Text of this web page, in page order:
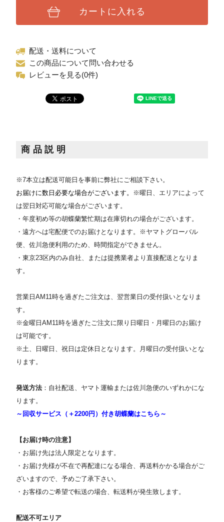
カートに入れる
配送・送料について
この商品について問い合わせる
レビューを見る(0件)
商品説明
※7本立は配送可能日を事前に弊社にご相談下さい。
お届けに数日必要な場合がございます。
※曜日、エリアによって
は翌日対応可能な場合がございます。
・年度初め等の胡蝶蘭繁忙期は在庫切れの場合がございます。
・遠方へは宅配便でのお届けとなります。※ヤマトグローバル
便、佐川急便利用のため、時間指定ができません。
・東京23区内のみ自社、または提携業者より直接配送となりま
す。
営業日AM11時を過ぎたご注文は、翌営業日の受付扱いとなりま
す。
※金曜日AM11時を過ぎたご注文に限り日曜日・月曜日のお届け
は可能です。
※土、日曜日、祝日は定休日となります。月曜日の受付扱いとな
ります。
発送方法：自社配送、ヤマト運輸または佐川急便のいずれかにな
ります。
～回収サービス（＋2200円）付き胡蝶蘭はこちら～
【お届け時の注意】
・お届け先は法人限定となります。
・お届け先様が不在で再配達になる場合、再送料かかる場合がご
ざいますので、予めご了承下さい。
・お客様のご希望で転送の場合、転送料が発生致します。
配送不可エリア